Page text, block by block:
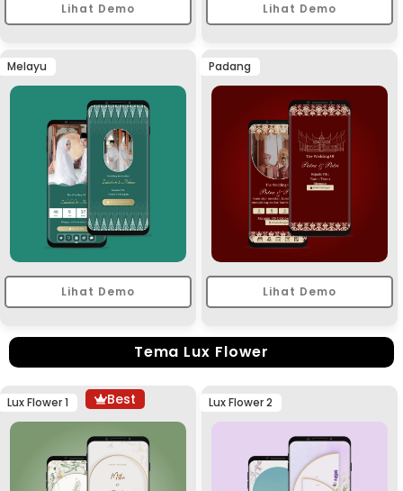
Lihat Demo Lihat Demo
Lihat Demo
Melayu
Lihat Demo
Padang
Tema Lux Flower
Lux Flower 1 Best Lux Flower 2